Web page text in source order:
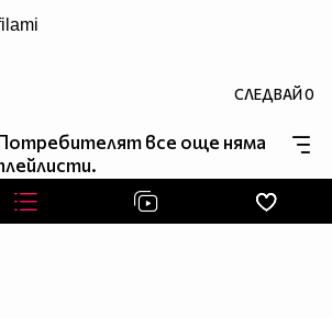
СЛЕДВАЙ0
все още няма